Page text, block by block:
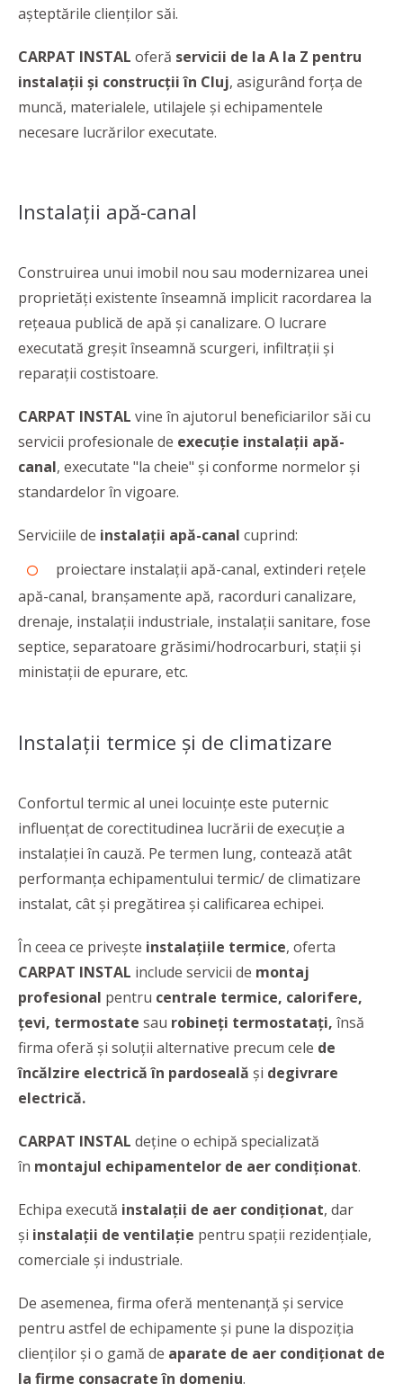
așteptările clienților săi.
CARPAT INSTAL oferă servicii de la A la Z pentru
instalații și construcții în Cluj, asigurând forța de
muncă, materialele, utilajele și echipamentele
necesare lucrărilor executate.
Instalații apă-canal
Construirea unui imobil nou sau modernizarea unei
proprietăți existente înseamnă implicit racordarea la
rețeaua publică de apă și canalizare. O lucrare
executată greșit înseamnă scurgeri, infiltrații și
reparații costistoare.
CARPAT INSTAL vine în ajutorul beneficiarilor săi cu
servicii profesionale de execuție instalații apă-
canal, executate "la cheie" și conforme normelor și
standardelor în vigoare.
Serviciile de instalații apă-canal cuprind:
proiectare instalații apă-canal, extinderi rețele
apă-canal, branșamente apă, racorduri canalizare,
drenaje, instalații industriale, instalații sanitare, fose
septice, separatoare grăsimi/hodrocarburi, stații și
ministații de epurare, etc.
Instalații termice și de climatizare
Confortul termic al unei locuințe este puternic
influențat de corectitudinea lucrării de execuție a
instalației în cauză. Pe termen lung, contează atât
performanța echipamentului termic/ de climatizare
instalat, cât și pregătirea și calificarea echipei.
În ceea ce privește instalațiile termice, oferta
CARPAT INSTAL include servicii de montaj
profesional pentru centrale termice, calorifere,
țevi, termostate sau robineți termostatați, însă
firma oferă și soluții alternative precum cele de
încălzire electrică în pardoseală și degivrare
electrică.
CARPAT INSTAL deține o echipă specializată
în montajul echipamentelor de aer condiționat.
Echipa execută instalații de aer condiționat, dar
și instalații de ventilație pentru spații rezidențiale,
comerciale și industriale.
De asemenea, firma oferă mentenanță și service
pentru astfel de echipamente și pune la dispoziția
clienților și o gamă de aparate de aer condiționat de
la firme consacrate în domeniu.